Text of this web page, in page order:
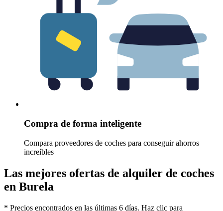
Compra de forma inteligente
Compara proveedores de coches para conseguir ahorros
increíbles
Las mejores ofertas de alquiler de coches
en Burela
* Precios encontrados en las últimas 6 días. Haz clic para